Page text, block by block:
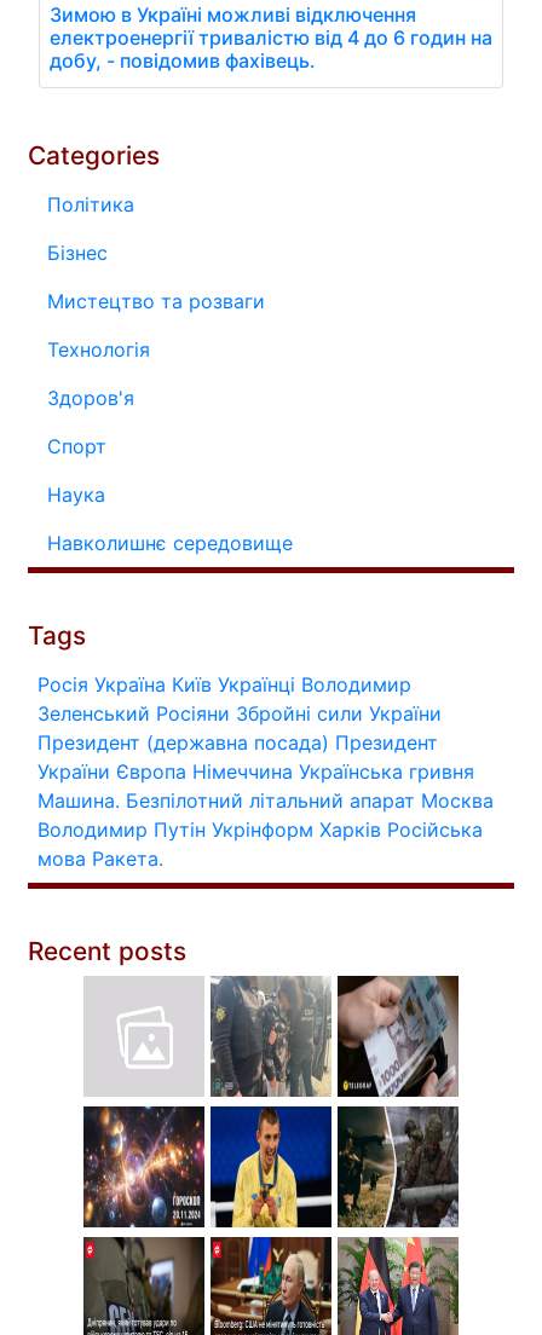
Зимою в Україні можливі відключення
електроенергії тривалістю від 4 до 6 годин на
добу, - повідомив фахівець.
Categories
Політика
Бізнес
Мистецтво та розваги
Технологія
Здоров'я
Спорт
Наука
Навколишнє середовище
Tags
Росія Україна Київ Українці Володимир
Зеленський Росіяни Збройні сили України
Президент (державна посада) Президент
України Європа Німеччина Українська гривня
Машина. Безпілотний літальний апарат Москва
Володимир Путін Укрінформ Харків Російська
мова Ракета.
Recent posts